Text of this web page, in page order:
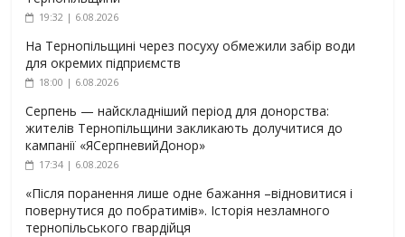
19:32 | 6.08.2026
На Тернопільщині через посуху обмежили забір води
для окремих підприємств
18:00 | 6.08.2026
Серпень — найскладніший період для донорства:
жителів Тернопільщини закликають долучитися до
кампанії «ЯСерпневийДонор»
17:34 | 6.08.2026
«Після поранення лише одне бажання –відновитися і
повернутися до побратимів». Історія незламного
тернопільського гвардійця